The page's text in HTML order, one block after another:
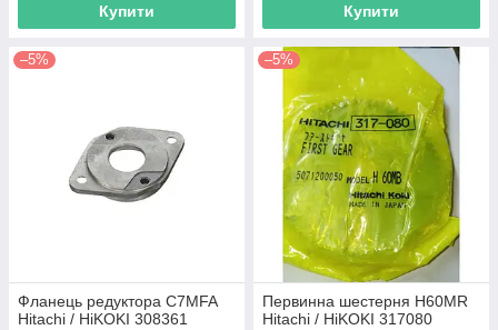
Купити Купити
–5%
Фланець редуктора C7MFA
Hitachi / HiKOKI 308361
–5%
Первинна шестерня H60MR
Hitachi / HiKOKI 317080